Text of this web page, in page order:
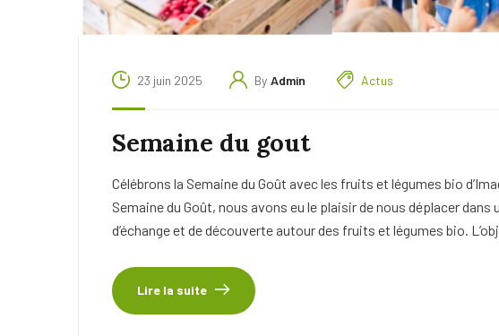
23 juin 2025 By Admin Actus
Semaine du gout
Célébrons la Semaine du Goût avec les fruits et légumes bio
Semaine du Goût, nous avons eu le plaisir de nous déplacer
d’échange et de découverte autour des fruits et légumes bio.
Lire la suite